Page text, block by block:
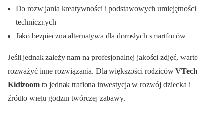
Do rozwijania kreatywności i podstawowych umiejętności
technicznych
Jako bezpieczna alternatywa dla dorosłych smartfonów
Jeśli jednak zależy nam na profesjonalnej jakości zdjęć, warto
rozważyć inne rozwiązania. Dla większości rodziców VTech
Kidizoom to jednak trafiona inwestycja w rozwój dziecka i
źródło wielu godzin twórczej zabawy.